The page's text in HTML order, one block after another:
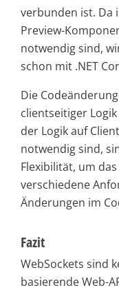
verbunden ist. Da
Preview-
notwendig sind,
schon mit .NET
Die
clientseitiger
der Logik auf
notwendig sind,
Flexibilität, um
verschiedene
Änderungen im
Fazit
WebSockets sind
basierende Web-